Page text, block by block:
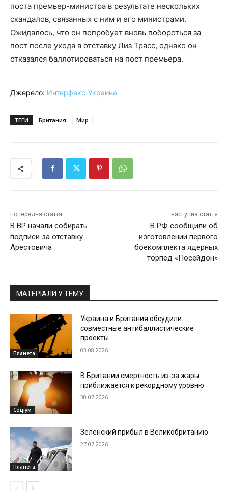
поста премьер-министра в результате нескольких
скандалов, связанных с ним и его министрами.
Ожидалось, что он попробует вновь побороться за
пост после ухода в отставку Лиз Трасс, однако он
отказался баллотироваться на пост премьера.
Джерело: Интерфакс-Украина
ТЕГИ Британия Мир
попередня стаття
В ВР начали собирать
подписи за отставку
Арестовича
наступна стаття
В РФ сообщили об
изготовлении первого
боекомплекта ядерных
торпед «Посейдон»
МАТЕРІАЛИ У ТЕМУ
Планета
Украина и Британия обсудили
совместные антибаллистические
проекты
03.08.2026
Соціум
В Британии смертность из-за жары
приближается к рекордному уровню
30.07.2026
Планета
Зеленский прибыл в Великобританию
27.07.2026